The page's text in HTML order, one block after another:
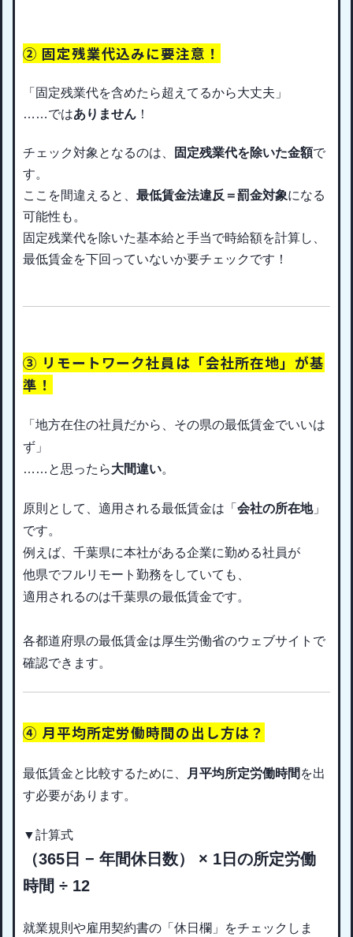
② 固定残業代込みに要注意！
「固定残業代を含めたら超えてるから大丈夫」
……ではありません ！
チェック対象となるのは、 固定残業代を除いた金額で
す。
ここを間違えると、最低賃金法違反＝罰金対象になる
可能性も。
固定残業代を除いた基本給と手当で時給額を計算し、
最低賃金を下回っていないか要チェックです！
③ リモートワーク社員は「会社所在地」が基
準！
「地方在住の社員だから、その県の最低賃金でいいは
ず」
……と思ったら大間違い。
原則として、適用される最低賃金は「会社の所在地」
です。
例えば、千葉県に本社がある企業に勤める社員が
他県でフルリモート勤務をしていても、
適用されるのは千葉県の最低賃金です。
各都道府県の最低賃金は厚生労働省のウェブサイトで
確認できます。
④ 月平均所定労働時間の出し方は？
最低賃金と比較するために、 月平均所定労働時間 を出
す必要があります。
▼計算式
（365日 − 年間休日数） × 1日の所定労働
時間 ÷ 12
就業規則や雇用契約書の「休日欄」をチェックしま